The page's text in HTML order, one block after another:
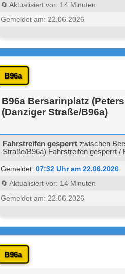
🔄 Aktualisiert vor: 14 Minuten
Gemeldet am: 22.06.2026
B96a
B96a Bersarinplatz
(Danziger Straße/B96a)
Fahrstreifen gesperrt zwischen
Straße/B96a) Fahrstreifen gesperrt /
Gemeldet: 07:32 Uhr am 22.06.2026
🔄 Aktualisiert vor: 14 Minuten
Gemeldet am: 22.06.2026
B96a